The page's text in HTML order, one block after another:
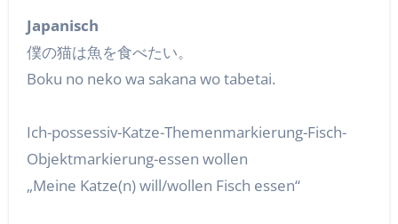
Japanisch
僕の猫は魚を食べたい。
Boku no neko wa sakana wo tabetai.
Ich-possessiv-Katze-Themenmarkierung-Fisch-
Objektmarkierung-essen wollen
„Meine Katze(n) will/wollen Fisch essen“